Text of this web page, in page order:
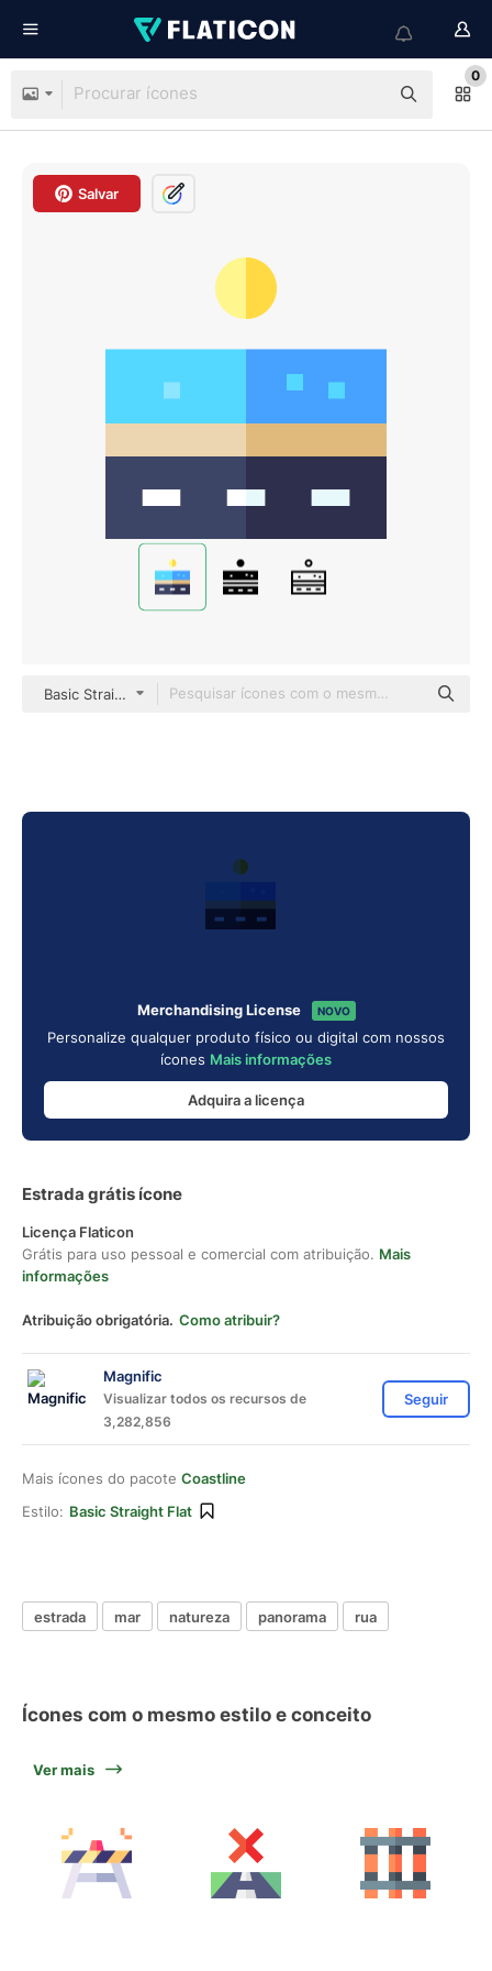
0
Salvar
Basic Straight Flat
Merchandising License NOVO
Personalize qualquer produto físico ou digital com nossos
ícones Mais informações
Adquira a licença
Estrada grátis ícone
Licença Flaticon
Grátis para uso pessoal e comercial com atribuição. Mais
informações
Atribuição obrigatória. Como atribuir?
Magnific
Visualizar todos os recursos de
3,282,856
Seguir
Mais ícones do pacote Coastline
Estilo: Basic Straight Flat
estrada mar natureza panorama rua
Ícones com o mesmo estilo e conceito
Ver mais